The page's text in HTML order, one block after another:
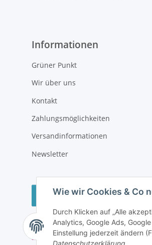
Wie wir Cookies & Co
Durch Klicken auf „Alle
Analytics, Google Ads,
Einstellung jederzeit ändern
Datenschutzerklärung
Informationen
Grüner Punkt
Wir über uns
Kontakt
Zahlungsmöglichkeiten
Versandinformationen
Newsletter
Vertrag widerrufen